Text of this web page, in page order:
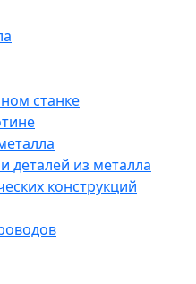
станке
деталей из металла
конструкций